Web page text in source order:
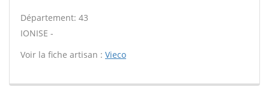
Département: 43
IONISE -
Voir la fiche artisan : Vieco